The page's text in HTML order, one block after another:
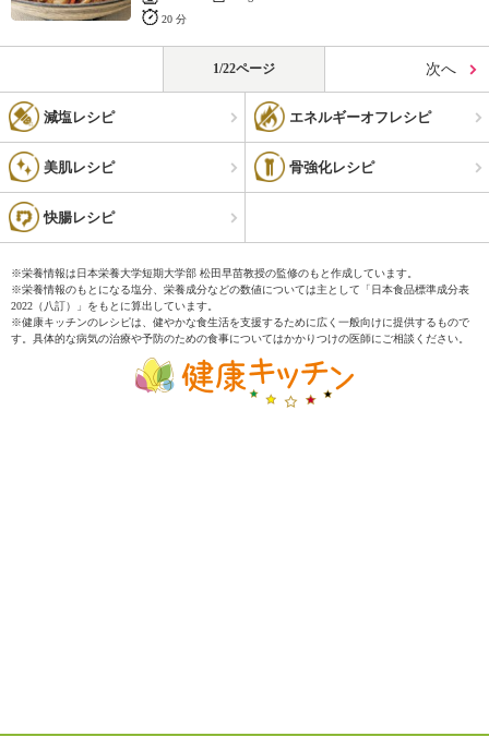
20 分
1/22ページ 次へ
減塩レシピ エネルギーオフレシピ
美肌レシピ 骨強化レシピ
快腸レシピ
※栄養情報は日本栄養大学短期大学部 松田早苗教授の監修のもと作成しています。
※栄養情報のもとになる塩分、栄養成分などの数値については主として「日本食品標準成分表
2022（八訂）」をもとに算出しています。
※健康キッチンのレシピは、健やかな食生活を支援するために広く一般向けに提供するもので
す。具体的な病気の治療や予防のための食事についてはかかりつけの医師にご相談ください。